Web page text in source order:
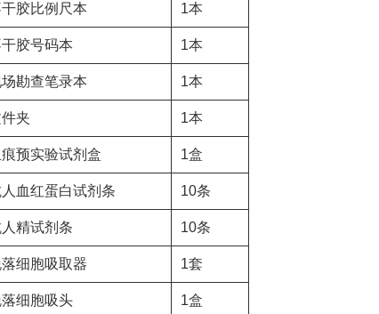
胶比例尺本 1本
胶号码本 1本
勘查笔录本 1本
夹 1本
痕预实验试剂盒 1盒
血红蛋白试剂条 10条
精试剂条 10条
落细胞吸取器 1套
落细胞吸头 1盒